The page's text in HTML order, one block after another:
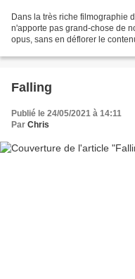
Dans la très riche filmographie
n'apporte pas grand-chose de
opus, sans en déflorer le
Falling
Publié le 24/05/2021 à 14:11
Par Chris